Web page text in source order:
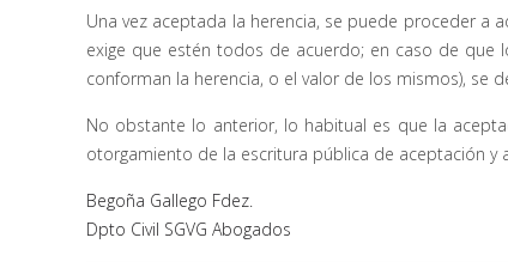
Una vez aceptada la herencia, se puede proceder a
exige que estén todos de acuerdo; en caso de
conforman la herencia, o el valor de los mismos), se
No obstante lo anterior, lo habitual es que la
otorgamiento de la escritura pública de aceptación y
Begoña Gallego Fdez.
Dpto Civil SGVG Abogados